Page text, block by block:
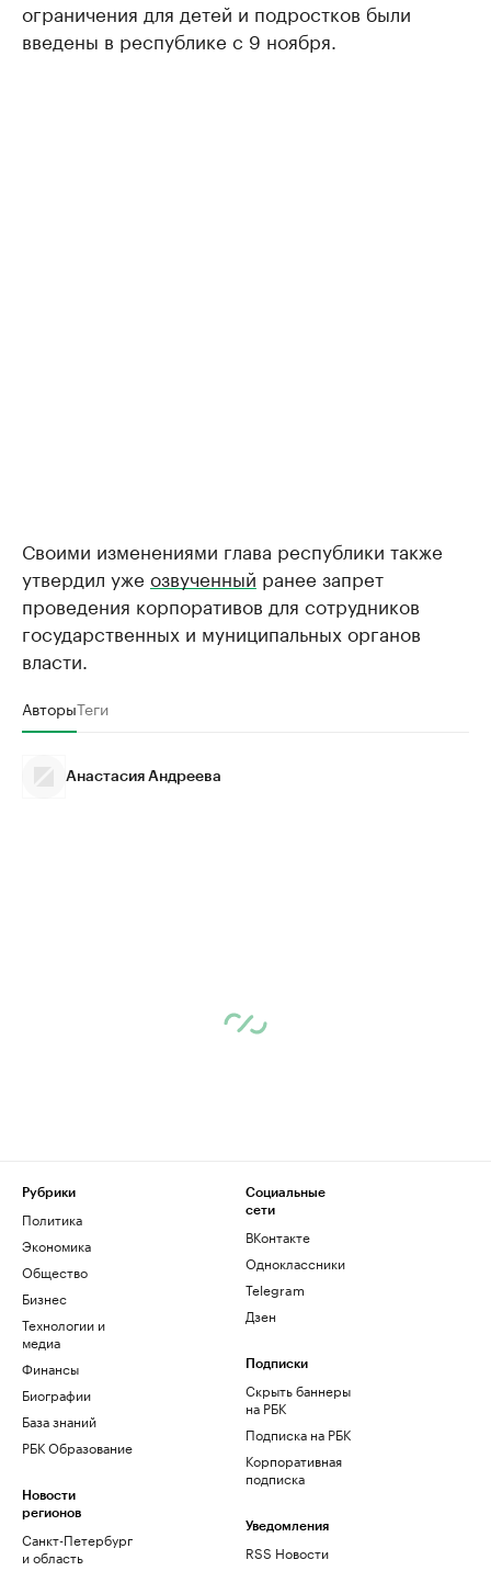
ограничения для детей и подростков были
введены в республике с 9 ноября.
Своими изменениями глава республики также
утвердил уже озвученный ранее запрет
проведения корпоративов для сотрудников
государственных и муниципальных органов
власти.
АвторыТеги
Анастасия Андреева
Рубрики
Политика
Экономика
Общество
Бизнес
Технологии и
медиа
Финансы
Биографии
База знаний
РБК Образование
Новости
регионов
Санкт-Петербург
и область
Социальные
сети
ВКонтакте
Одноклассники
Telegram
Дзен
Подписки
Скрыть баннеры
на РБК
Подписка на РБК
Корпоративная
подписка
Уведомления
RSS Новости